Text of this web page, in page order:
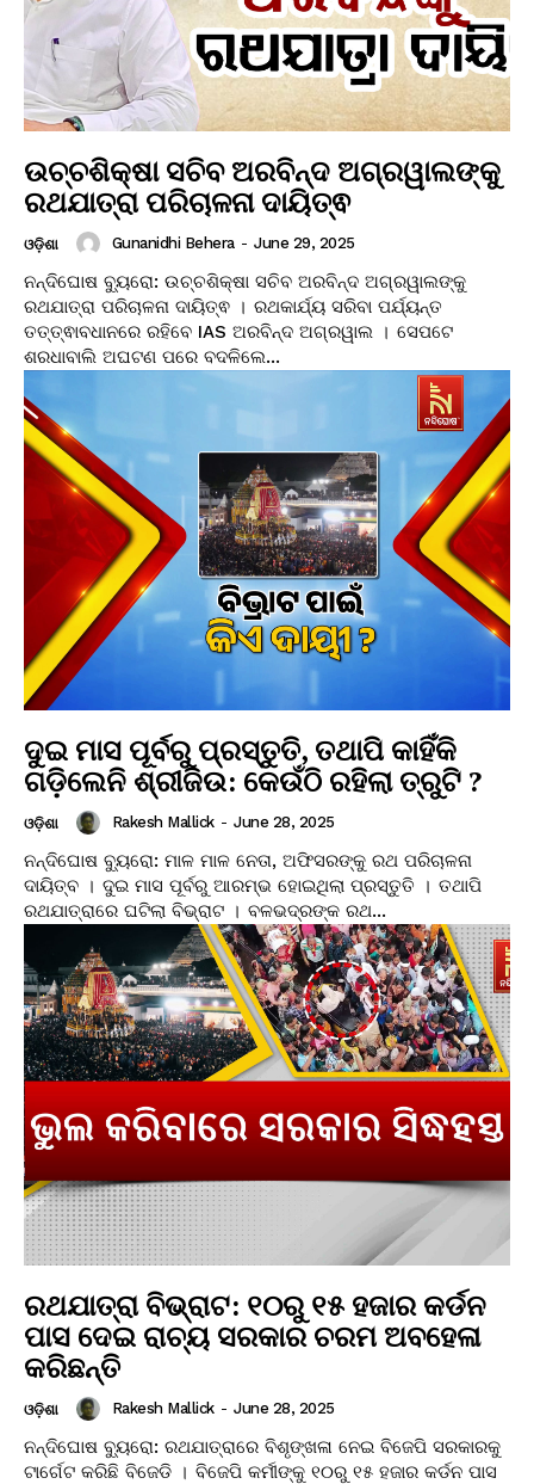
ଉଚ୍ଚଶିକ୍ଷା ସଚିବ ଅରବିନ୍ଦ ଅଗ୍ରୱାଲଙ୍କୁ
ରଥଯାତ୍ରା ପରିଚାଳନା ଦାୟିତ୍ଵ
ଓଡ଼ିଶା Gunanidhi Behera - June 29, 2025
ନନ୍ଦିଘୋଷ ବ୍ୟୁରୋ: ଉଚ୍ଚଶିକ୍ଷା ସଚିବ ଅରବିନ୍ଦ ଅଗ୍ରୱାଲଙ୍କୁ
ରଥଯାତ୍ରା ପରିଚାଳନା ଦାୟିତ୍ଵ । ରଥକାର୍ଯ୍ୟ ସରିବା ପର୍ଯ୍ୟନ୍ତ
ତତ୍ତ୍ଵାବଧାନରେ ରହିବେ IAS ଅରବିନ୍ଦ ଅଗ୍ରୱାଲ । ସେପଟେ
ଶରଧାବାଲି ଅଘଟଣ ପରେ ବଦଳିଲେ...
ଦୁଇ ମାସ ପୂର୍ବରୁ ପ୍ରସ୍ତୁତି, ତଥାପି କାହିଁକି
ଗଡ଼ିଲେନି ଶ୍ରୀଜିଉ: କେଉଁଠି ରହିଲା ତ୍ରୁଟି ?
ଓଡ଼ିଶା Rakesh Mallick - June 28, 2025
ନନ୍ଦିଘୋଷ ବ୍ୟୁରୋ: ମାଳ ମାଳ ନେତା, ଅଫିସରଙ୍କୁ ରଥ ପରିଚାଳନା
ଦାୟିତ୍ବ । ଦୁଇ ମାସ ପୂର୍ବରୁ ଆରମ୍ଭ ହୋଇଥିଲା ପ୍ରସ୍ତୁତି । ତଥାପି
ରଥଯାତ୍ରାରେ ଘଟିଲା ବିଭ୍ରାଟ । ବଳଭଦ୍ରଙ୍କ ରଥ...
ରଥଯାତ୍ରା ବିଭ୍ରାଟ: ୧୦ରୁ ୧୫ ହଜାର କର୍ଡନ
ପାସ ଦେଇ ରାଚ୍ୟ ସରକାର ଚରମ ଅବହେଳା
କରିଛନ୍ତି
ଓଡ଼ିଶା Rakesh Mallick - June 28, 2025
ନନ୍ଦିଘୋଷ ବ୍ୟୁରୋ: ରଥଯାତ୍ରାରେ ବିଶୃଙ୍ଖଳା ନେଇ ବିଜେପି ସରକାରକୁ
ଟାର୍ଗେଟ କରିଛି ବିଜେଡି । ବିଜେପି କର୍ମୀଙ୍କୁ ୧୦ରୁ ୧୫ ହଜାର କର୍ଡନ ପାସ